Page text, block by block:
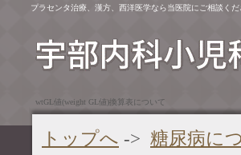
wtGL値(weight GL値)換算表について
プラセンタ治療、漢方、西洋医学なら当医院にご相談くだ
トップへ -> 糖尿病に